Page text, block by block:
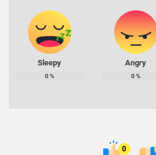
Sleepy
0%
Angry
0%
0